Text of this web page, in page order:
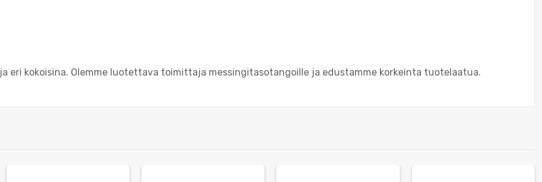
eri kokoisina. Olemme luotettava toimittaja messingitasotangoille ja edustamme korkeinta tuotelaatua.